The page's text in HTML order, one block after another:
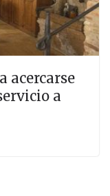
acercarse
a